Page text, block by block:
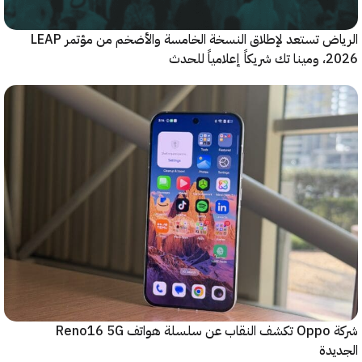
الرياض تستعد لإطلاق النسخة الخامسة والأضخم من مؤتمر LEAP
للحدث
شركة Oppo تكشف النقاب عن سلسلة هواتف Reno16 5G